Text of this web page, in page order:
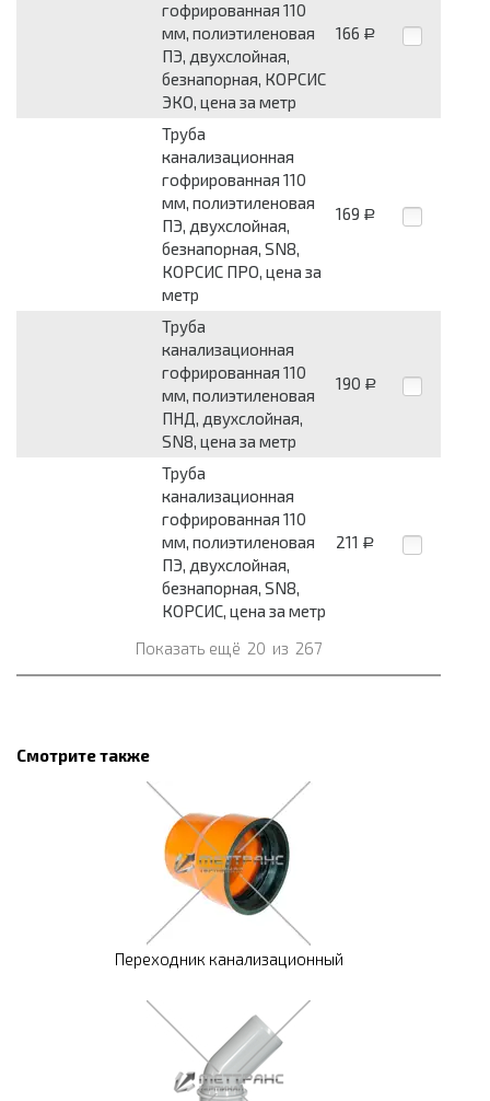
гофрированная 110
мм, полиэтиленовая
ПЭ, двухслойная,
безнапорная, КОРСИС
ЭКО, цена за метр
166 Р
Труба
канализационная
гофрированная 110
мм, полиэтиленовая
ПЭ, двухслойная,
безнапорная, SN8,
КОРСИС ПРО, цена за
метр
169 Р
Труба
канализационная
гофрированная 110
мм, полиэтиленовая
ПНД, двухслойная,
SN8, цена за метр
190 Р
Труба
канализационная
гофрированная 110
мм, полиэтиленовая
ПЭ, двухслойная,
безнапорная, SN8,
КОРСИС, цена за метр
211 Р
Показать ещё 20 из 267
Смотрите также
Переходник канализационный